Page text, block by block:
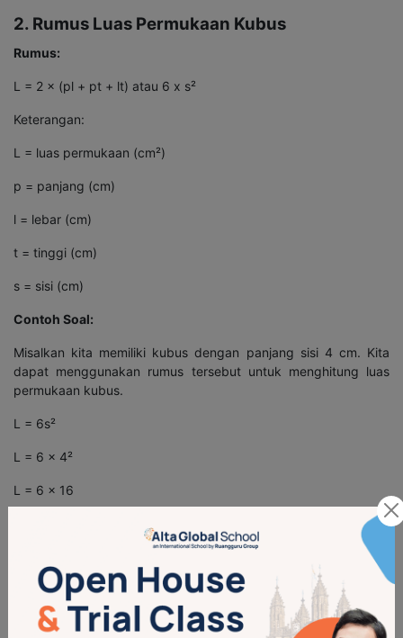
2. Rumus Luas Permukaan Kubus
Rumus:
L = 2 × (pl + pt + lt) atau 6 x s²
Keterangan:
L = luas permukaan (cm²)
p = panjang (cm)
l = lebar (cm)
t = tinggi (cm)
s = sisi (cm)
Contoh Soal:
Misalkan kita memiliki kubus dengan panjang sisi 4 cm. Kita
dapat menggunakan rumus tersebut untuk menghitung luas
permukaan kubus.
L = 6s²
L = 6 x 4²
L = 6 x 16
Jadi, luas permukaan kubus dengan panjang sisi 4 cm adalah
96 cm².